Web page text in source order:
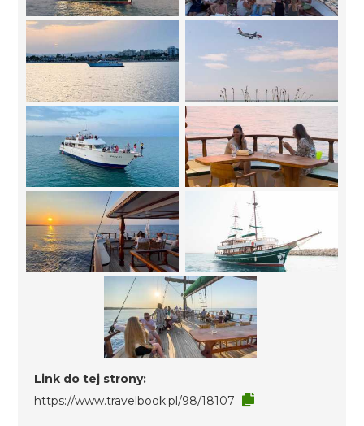
Link do tej strony:
https://www.travelbook.pl/98/18107